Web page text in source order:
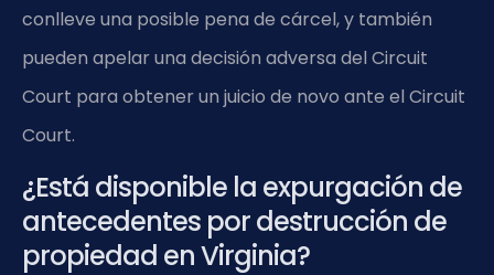
conlleve una posible pena de cárcel, y también
pueden apelar una decisión adversa del Circuit
Court para obtener un juicio de novo ante el Circuit
Court.
¿Está disponible la expurgación de
antecedentes por destrucción de
propiedad en Virginia?